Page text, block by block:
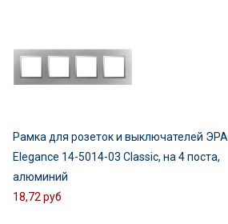
Рамка для розеток и выключателей ЭРА
Elegance 14-5014-03 Classic, на 4 поста,
алюминий
18,72 руб